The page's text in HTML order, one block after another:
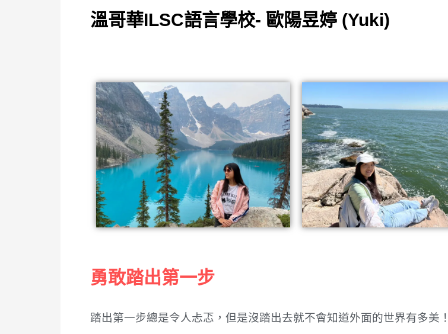
溫哥華ILSC語言學校- 歐陽昱婷 (Yuki)
勇敢踏出第一步
踏出第一步總是令人忐忑，但是沒踏出去就不會知道外面的世界有多美！